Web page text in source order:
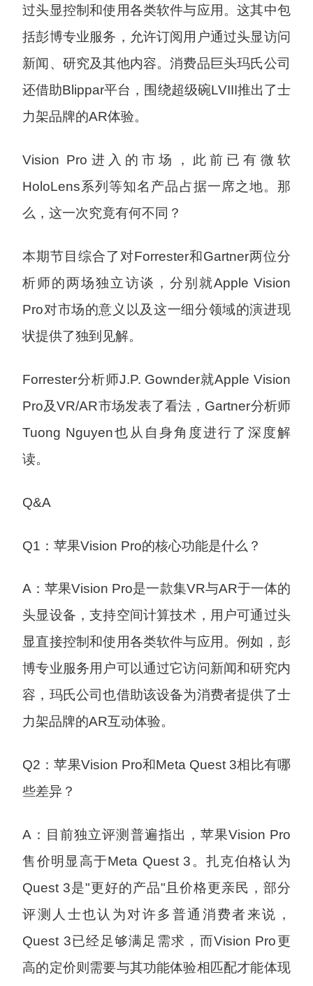
过头显控制和使用各类软件与应用。这其中包
括彭博专业服务，允许订阅用户通过头显访问
新闻、研究及其他内容。消费品巨头玛氏公司
还借助Blippar平台，围绕超级碗LVIII推出了士
力架品牌的AR体验。
Vision Pro进入的市场，此前已有微软
HoloLens系列等知名产品占据一席之地。那
么，这一次究竟有何不同？
本期节目综合了对Forrester和Gartner两位分
析师的两场独立访谈，分别就Apple Vision
Pro对市场的意义以及这一细分领域的演进现
状提供了独到见解。
Forrester分析师J.P. Gownder就Apple Vision
Pro及VR/AR市场发表了看法，Gartner分析师
Tuong Nguyen也从自身角度进行了深度解
读。
Q&A
Q1：苹果Vision Pro的核心功能是什么？
A：苹果Vision Pro是一款集VR与AR于一体的
头显设备，支持空间计算技术，用户可通过头
显直接控制和使用各类软件与应用。例如，彭
博专业服务用户可以通过它访问新闻和研究内
容，玛氏公司也借助该设备为消费者提供了士
力架品牌的AR互动体验。
Q2：苹果Vision Pro和Meta Quest 3相比有哪
些差异？
A：目前独立评测普遍指出，苹果Vision Pro
售价明显高于Meta Quest 3。扎克伯格认为
Quest 3是"更好的产品"且价格更亲民，部分
评测人士也认为对许多普通消费者来说，
Quest 3已经足够满足需求，而Vision Pro更
高的定价则需要与其功能体验相匹配才能体现